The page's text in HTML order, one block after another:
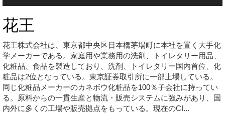
花王
花王株式会社は、東京都中央区日本橋茅場町に本社を置く大手化
学メーカーである。家庭用や業務用の洗剤、トイレタリー用品、
化粧品、食品を製造しており、洗剤、トイレタリー国内首位、化
粧品は2位となっている。東京証券取引所に一部上場している。
同じ化粧品メーカーのカネボウ化粧品を100％子会社に持ってい
る。原料からの一貫生産と物流・販売システムに強みがあり、国
内外に多くの工場や販売拠点をもっている。現在のCI...